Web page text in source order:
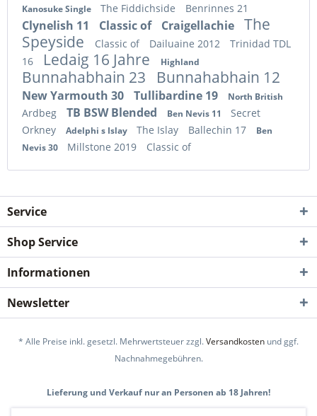
Kanosuke Single The Fiddichside Benrinnes 21
Clynelish 11 Classic of Craigellachie
The
Speyside
Classic of Dailuaine 2012
Trinidad TDL
16
Ledaig 16 Jahre Highland
Bunnahabhain 23 Bunnahabhain 12
New Yarmouth 30 Tullibardine 19 North British
Ardbeg TB BSW Blended Ben Nevis 11
Secret
Orkney
Adelphi s Islay The Islay Ballechin 17
Ben
Nevis 30
Millstone 2019 Classic of
Service
Shop Service
Informationen
Newsletter
* Alle Preise inkl. gesetzl. Mehrwertsteuer zzgl.Versandkosten und ggf.
Nachnahmegebühren.
Lieferung und Verkauf nur an Personen ab 18 Jahren!